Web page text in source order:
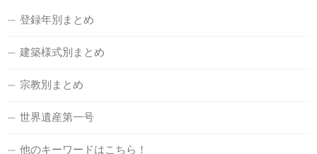
登録年別まとめ
建築様式別まとめ
宗教別まとめ
世界遺産第一号
他のキーワードはこちら！